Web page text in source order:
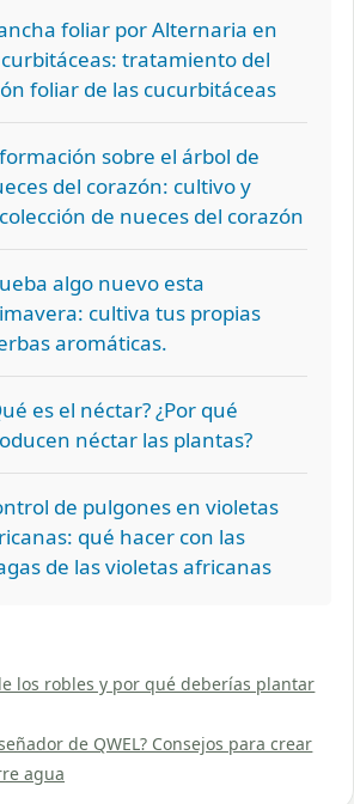
foliar por Alternaria en
tratamiento del
foliar de las cucurbitáceas
sobre el árbol de
del corazón: cultivo y
de nueces del corazón
algo nuevo esta
cultiva tus propias
aromáticas.
es el néctar? ¿Por qué
néctar las plantas?
de pulgones en violetas
qué hacer con las
de las violetas africanas
los robles y por qué deberías plantar
de QWEL? Consejos para crear
agua